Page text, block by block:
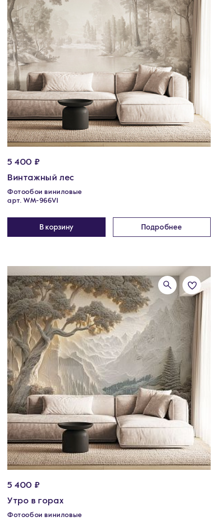
5 400 ₽
Винтажный лес
Фотообои виниловые
арт. WM-966V1
В корзину Подробнее
5 400 ₽
Утро в горах
Фотообои виниловые